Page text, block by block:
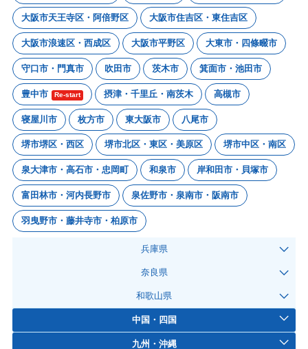
大阪市天王寺区・阿倍野区 大阪市住吉区・東住吉区
大阪市浪速区・西成区 大阪市平野区 大東市・四條畷市
守口市・門真市 吹田市 茨木市 箕面市・池田市
豊中市 Re-start 摂津・千里丘・南茨木 高槻市
寝屋川市 枚方市 東大阪市 八尾市
堺市堺区・西区 堺市北区・東区・美原区 堺市中区・南区
泉大津市・高石市・忠岡町 和泉市 岸和田市・貝塚市
富田林市・河内長野市 泉佐野市・泉南市・阪南市
羽曳野市・藤井寺市・柏原市
兵庫県
奈良県
和歌山県
中国・四国
九州・沖縄